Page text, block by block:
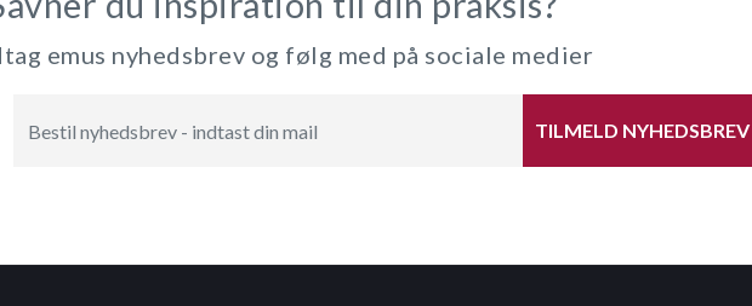
emus nyhedsbrev og følg med på sociale medier
TILMELD NYHEDSBREV